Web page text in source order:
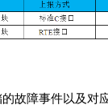
故障事件以及对